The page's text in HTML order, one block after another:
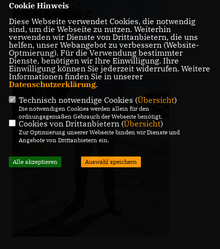
Cookie Hinweis
Diese Webseite verwendet Cookies, die notwendig
sind, um die Webseite zu nutzen. Weiterhin
verwenden wir Dienste von Drittanbietern, die uns
helfen, unser Webangebot zu verbessern (Website-
Optmierung). Für die Verwendung bestimmter
Dienste, benötigen wir Ihre Einwilligung. Ihre
Einwilligung können Sie jederzeit widerrufen. Weitere
Informationen finden Sie in unserer
Datenschutzerklärung.
Technisch notwendige Cookies (Übersicht)
Die notwendigen Cookies werden allein für den
ordnungsgemäßen Gebrauch der Webseite benötigt.
Cookies von Drittanbietern (Übersicht)
Zur Optimierung unserer Webseite binden wir Dienste und
Angebote von Drittanbietern ein.
Alle akzeptieren Auswahl speichern